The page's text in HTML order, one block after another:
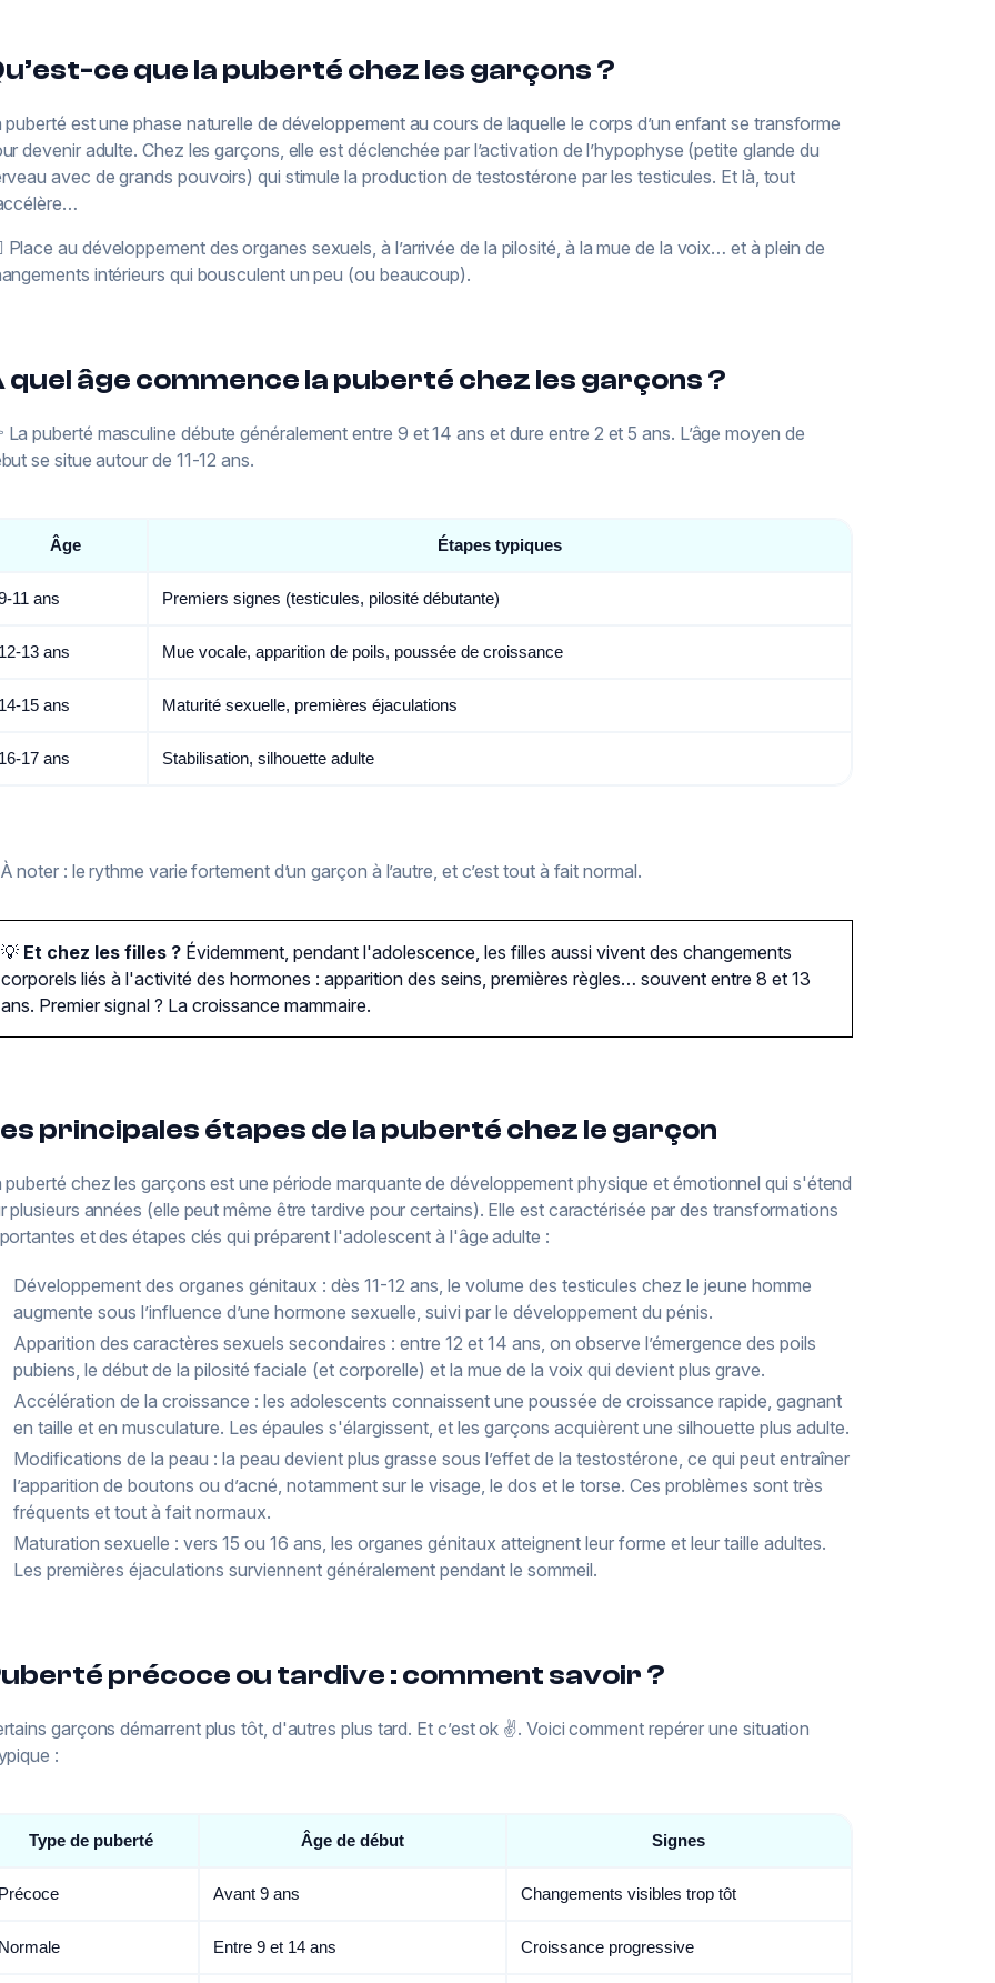
ce que la puberté chez les garçons ?
puberté est une phase naturelle de développement au cours de laquelle le corps d’un enfant se transforme
devenir adulte. Chez les garçons, elle est déclenchée par l’activation de l’hypophyse (petite glande du
avec de grands pouvoirs) qui stimule la production de testostérone par les testicules. Et là, tout
Place au développement des organes sexuels, à l’arrivée de la pilosité, à la mue de la voix… et à plein de
intérieurs qui bousculent un peu (ou beaucoup).
quel âge commence la puberté chez les garçons ?
La puberté masculine débute généralement entre 9 et 14 ans et dure entre 2 et 5 ans. L’âge moyen de
se situe autour de 11-12 ans.
Âge Étapes typiques
11 ans Premiers signes (testicules, pilosité débutante)
13 ans Mue vocale, apparition de poils, poussée de croissance
15 ans Maturité sexuelle, premières éjaculations
17 ans Stabilisation, silhouette adulte
noter : le rythme varie fortement d’un garçon à l’autre, et c’est tout à fait normal.
💡 Et chez les filles ?Évidemment, pendant l'adolescence, les filles aussi vivent des changements
corporels liés à l'activité des hormones : apparition des seins, premières règles… souvent entre 8 et 13
ans. Premier signal ? La croissance mammaire.
principales étapes de la puberté chez le garçon
puberté chez les garçons est une période marquante de développement physique et émotionnel qui s'étend
plusieurs années (elle peut même être tardive pour certains). Elle est caractérisée par des transformations
et des étapes clés qui préparent l'adolescent à l'âge adulte :
Développement des organes génitaux : dès 11-12 ans, le volume des testicules chez le jeune homme
augmente sous l’influence d’une hormone sexuelle, suivi par le développement du pénis.
Apparition des caractères sexuels secondaires : entre 12 et 14 ans, on observe l’émergence des poils
pubiens, le début de la pilosité faciale (et corporelle) et la mue de la voix qui devient plus grave.
Accélération de la croissance : les adolescents connaissent une poussée de croissance rapide, gagnant
en taille et en musculature. Les épaules s'élargissent, et les garçons acquièrent une silhouette plus adulte.
Modifications de la peau : la peau devient plus grasse sous l’effet de la testostérone, ce qui peut entraîner
l’apparition de boutons ou d’acné, notamment sur le visage, le dos et le torse. Ces problèmes sont très
fréquents et tout à fait normaux.
Maturation sexuelle : vers 15 ou 16 ans, les organes génitaux atteignent leur forme et leur taille adultes.
Les premières éjaculations surviennent généralement pendant le sommeil.
précoce ou tardive : comment savoir ?
garçons démarrent plus tôt, d'autres plus tard. Et c’est ok ✌️. Voici comment repérer une situation
:
Type de puberté Âge de début Signes
Avant 9 ans Changements visibles trop tôt
Entre 9 et 14 ans Croissance progressive